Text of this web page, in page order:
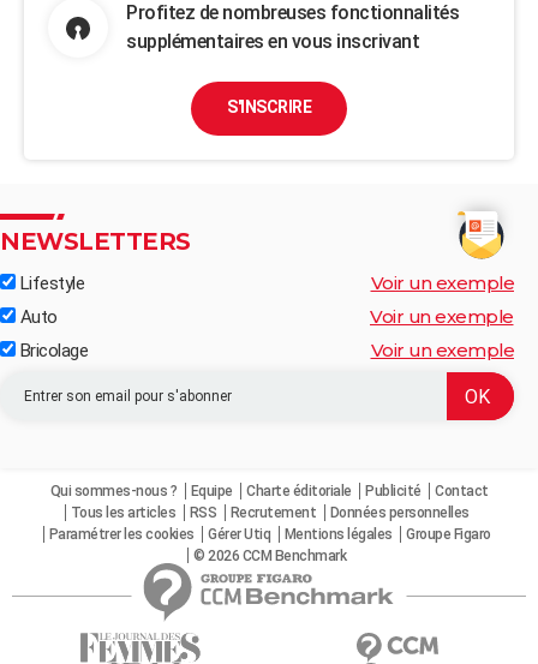
Profitez de nombreuses fonctionnalités
supplémentaires en vous inscrivant
S'INSCRIRE
NEWSLETTERS
Lifestyle Voir un exemple
Auto Voir un exemple
Bricolage Voir un exemple
Qui sommes-nous ? Equipe Charte éditoriale Publicité
Contact
Tous les articles
RSS Recrutement
Données personnelles
Paramétrer les cookies
Gérer Utiq Mentions légales
Groupe Figaro
© 2026 CCM Benchmark